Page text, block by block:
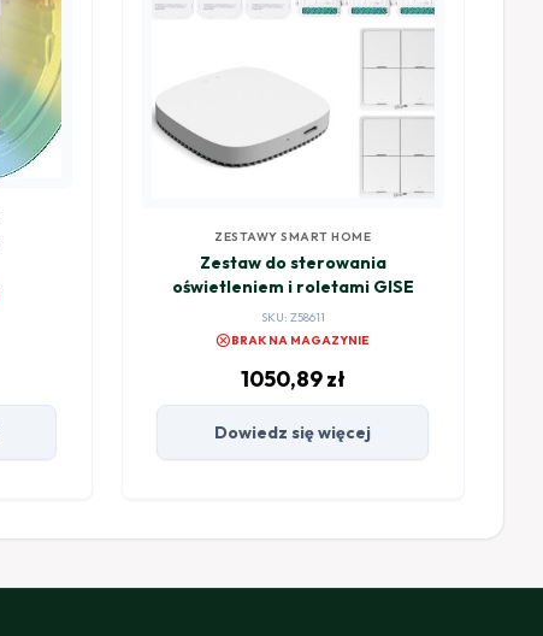
ZESTAWY SMART HOME
Zestaw do sterowania
oświetleniem i roletami GISE
SKU: Z58611
cancelBRAK NA MAGAZYNIE
1050,89zł
Dowiedz się więcej